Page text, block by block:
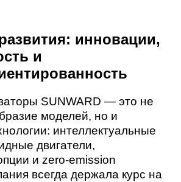
инновации,
и
SUNWARD — это не
моделей, но и
интеллектуальные
двигатели,
и zero-emission
всегда держала курс на